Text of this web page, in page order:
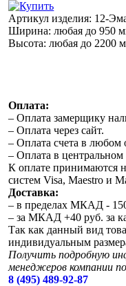
Артикул изделия: 12-
Ширина:любая до 950
Высота:любая до 2200
Оплата:
– Оплата замерщику
– Оплата через сайт.
– Оплата счета в любом
– Оплата в
К оплате принимаются
систем Visa, Maestro и
Доставка:
– в пределах МКАД -
– за МКАД +40 руб. за
Так как данный вид
индивидуальным
Получить подробную
менеджеров компании
8 (495) 489-92-87